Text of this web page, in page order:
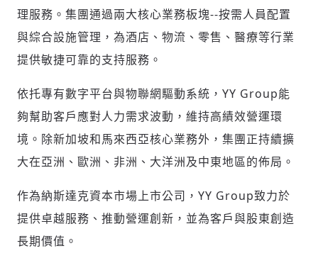
掌握國際政經脈動
參與下一波全球科技革命
(十分鐘內有效)
驗證
理服務。集團通過兩大核心業務板塊--按需人員配置
與綜合設施管理，為酒店、物流、零售、醫療等行業
提供敏捷可靠的支持服務。
依托專有數字平台與物聯網驅動系統，YY Group能
夠幫助客戶應對人力需求波動，維持高績效營運環
境。除新加坡和馬來西亞核心業務外，集團正持續擴
大在亞洲、歐洲、非洲、大洋洲及中東地區的佈局。
作為納斯達克資本市場上市公司，YY Group致力於
提供卓越服務、推動營運創新，並為客戶與股東創造
長期價值。